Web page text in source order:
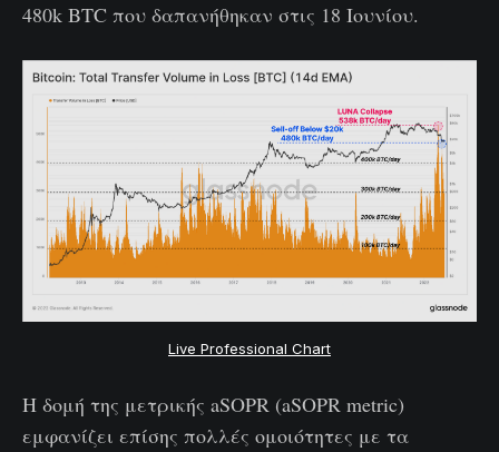
480k BTC που δαπανήθηκαν στις 18 Ιουνίου.
Live Professional Chart
Η δομή της μετρικής aSOPR (aSOPR metric)
εμφανίζει επίσης πολλές ομοιότητες με τα